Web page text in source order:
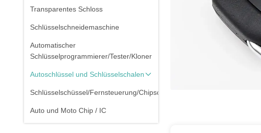
Transparentes Schloss
Schlüsselschneidemaschine
Automatischer
Schlüsselprogrammierer/Tester/Kloner
Autoschlüssel und Schlüsselschalen
Schlüsselschüssel/Fernsteuerung/Chipschlüssel
Auto und Moto Chip / IC